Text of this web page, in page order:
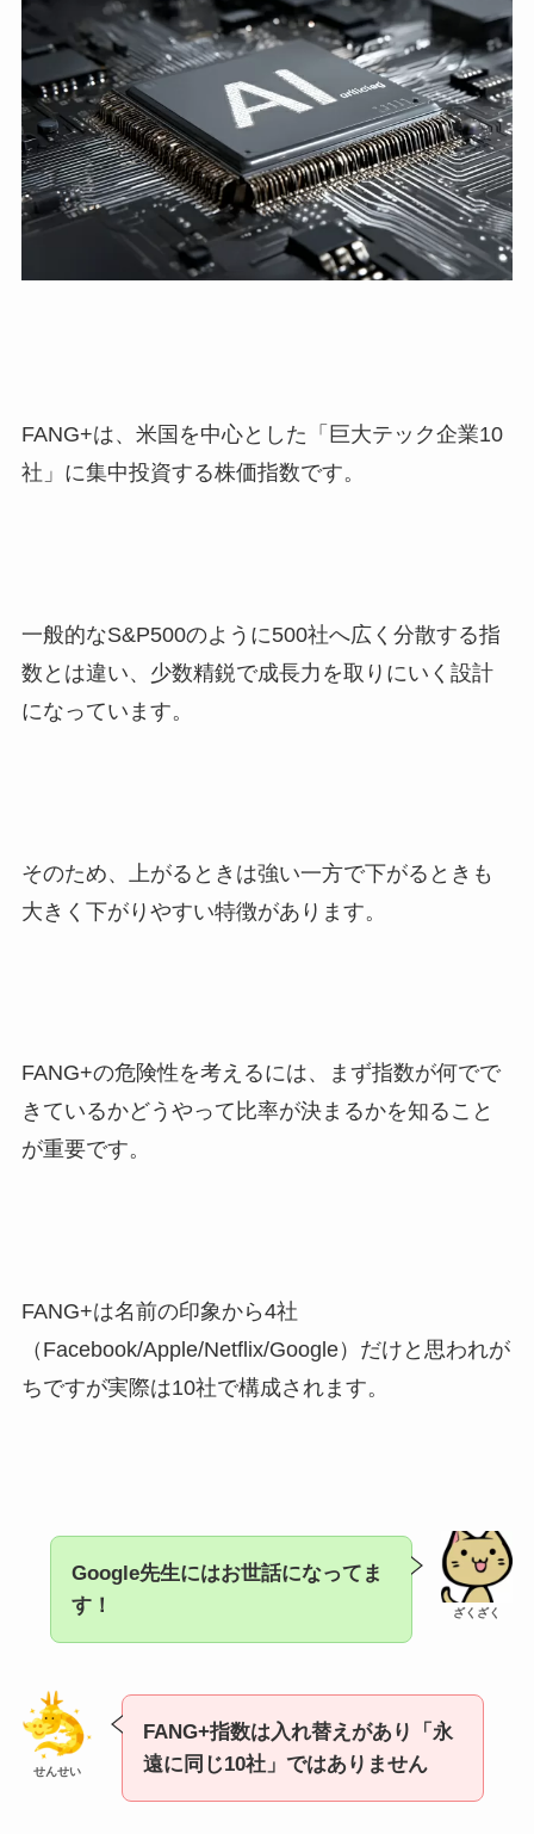
FANG+は、米国を中心とした「巨大テック企業10
社」に集中投資する株価指数です。
一般的なS&P500のように500社へ広く分散する指
数とは違い、少数精鋭で成長力を取りにいく設計
になっています。
そのため、上がるときは強い一方で下がるときも
大きく下がりやすい特徴があります。
FANG+の危険性を考えるには、まず指数が何でで
きているかどうやって比率が決まるかを知ること
が重要です。
FANG+は名前の印象から4社
（Facebook/Apple/Netflix/Google）だけと思われが
ちですが実際は10社で構成されます。
ざくざく
Google先生にはお世話になってま
す！
せんせい
FANG+指数は入れ替えがあり「永
遠に同じ10社」ではありません